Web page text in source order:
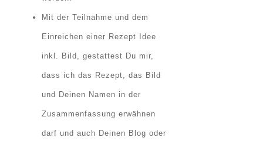
Mit der Teilnahme und dem
Einreichen einer Rezept Idee
inkl. Bild, gestattest Du mir,
dass ich das Rezept, das Bild
und Deinen Namen in der
Zusammenfassung erwähnen
darf und auch Deinen Blog oder